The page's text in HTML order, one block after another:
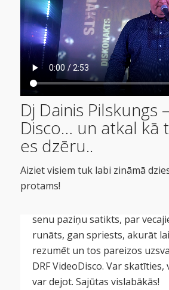
Dj Dainis Pilskungs
Disco… un atkal kā
es dzēru..
Aiziet visiem tuk labi zināmā
protams!
#DiscoNakts
DRF VideoDisco.
Nu protams, visam savs laiks!
grieztas uz nebēdu, emocijas
senu paziņu satikts, par
runāts, gan spriests, akurāt
rezumēt un tos pareizos
DRF VideoDisco. Var
var dejot. Sajūtas vislabākās!
#DiscoNakts 2024
Raivis Lasmanis.
Disco.